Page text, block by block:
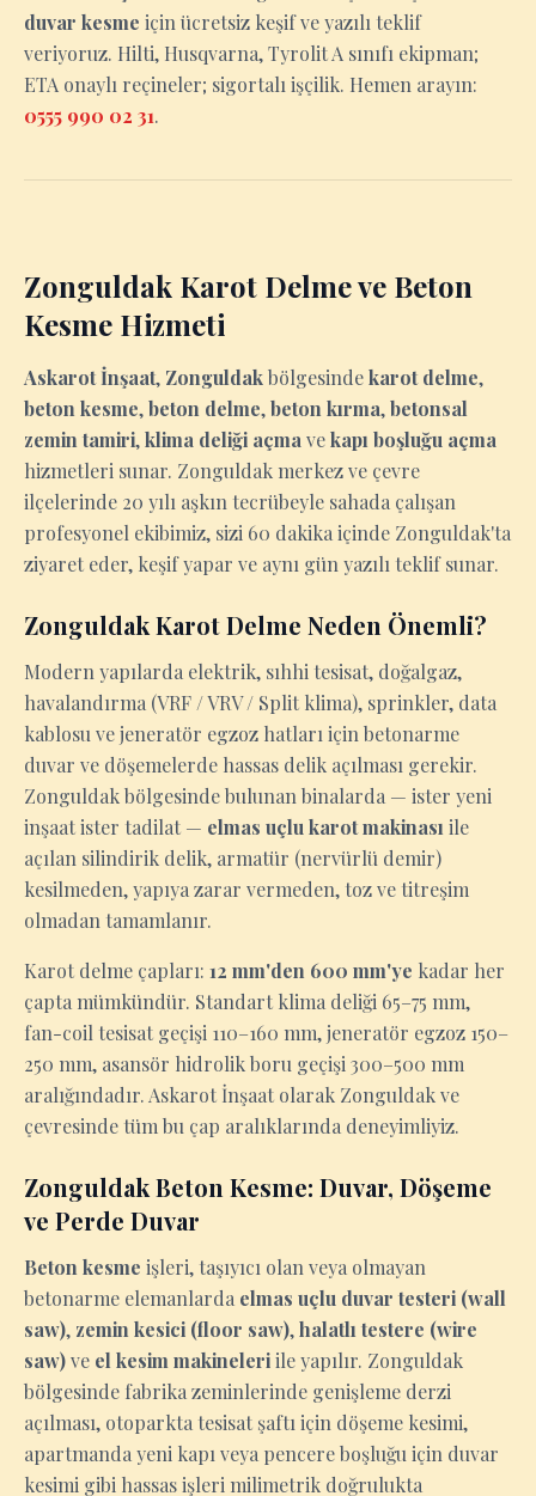
duvar kesme için ücretsiz keşif ve yazılı teklif
veriyoruz. Hilti, Husqvarna, Tyrolit A sınıfı ekipman;
ETA onaylı reçineler; sigortalı işçilik. Hemen arayın:
0555 990 02 31.
Zonguldak Karot Delme ve Beton
Kesme Hizmeti
Askarot İnşaat, Zonguldakbölgesindekarot delme,
beton kesme,beton delme,beton kırma,betonsal
zemin tamiri,klima deliği açma vekapı boşluğu açma
hizmetleri sunar. Zonguldak merkez ve çevre
ilçelerinde 20 yılı aşkın tecrübeyle sahada çalışan
profesyonel ekibimiz, sizi 60 dakika içinde Zonguldak'ta
ziyaret eder, keşif yapar ve aynı gün yazılı teklif sunar.
Zonguldak Karot Delme Neden Önemli?
Modern yapılarda elektrik, sıhhi tesisat, doğalgaz,
havalandırma (VRF / VRV / Split klima), sprinkler, data
kablosu ve jeneratör egzoz hatları için betonarme
duvar ve döşemelerde hassas delik açılması gerekir.
Zonguldak bölgesinde bulunan binalarda — ister yeni
inşaat ister tadilat — elmas uçlu karot makinası ile
açılan silindirik delik, armatür (nervürlü demir)
kesilmeden, yapıya zarar vermeden, toz ve titreşim
olmadan tamamlanır.
Karot delme çapları: 12 mm'den 600 mm'ye kadar her
çapta mümkündür. Standart klima deliği 65–75 mm,
fan-coil tesisat geçişi 110–160 mm, jeneratör egzoz 150–
250 mm, asansör hidrolik boru geçişi 300–500 mm
aralığındadır. Askarot İnşaat olarak Zonguldak ve
çevresinde tüm bu çap aralıklarında deneyimliyiz.
Zonguldak Beton Kesme: Duvar, Döşeme
ve Perde Duvar
Beton kesme işleri, taşıyıcı olan veya olmayan
betonarme elemanlarda elmas uçlu duvar testeri (wall
saw), zemin kesici (floor saw),halatlı testere (wire
saw)ve el kesim makineleriile yapılır. Zonguldak
bölgesinde fabrika zeminlerinde genişleme derzi
açılması, otoparkta tesisat şaftı için döşeme kesimi,
apartmanda yeni kapı veya pencere boşluğu için duvar
kesimi gibi hassas işleri milimetrik doğrulukta